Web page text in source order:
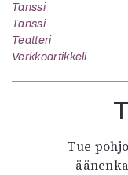
Tanssi
Tanssi
Teatteri
Verkkoartikkeli
Tue